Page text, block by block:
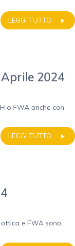
LEGGI TUTTO
2024
o FWA anche con
LEGGI TUTTO
e FWA sono